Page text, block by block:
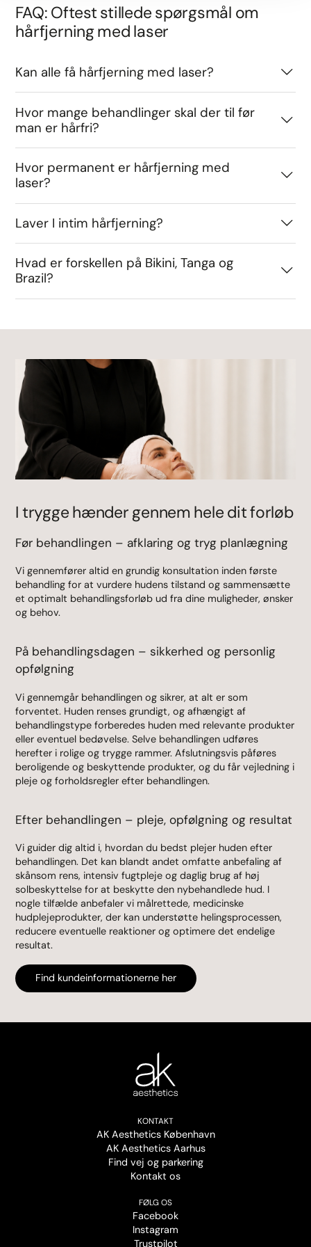
FAQ: Oftest stillede spørgsmål om
hårfjerning med laser
Kan alle få hårfjerning med laser?
Hvor mange behandlinger skal der til før
man er hårfri?
Hvor permanent er hårfjerning med
laser?
Laver I intim hårfjerning?
Hvad er forskellen på Bikini, Tanga og
Brazil?
I trygge hænder gennem hele dit forløb
Før behandlingen – afklaring og tryg planlægning
Vi gennemfører altid en grundig konsultation inden første
behandling for at vurdere hudens tilstand og sammensætte
et optimalt behandlingsforløb ud fra dine muligheder, ønsker
og behov.
På behandlingsdagen – sikkerhed og personlig
opfølgning
Vi gennemgår behandlingen og sikrer, at alt er som
forventet. Huden renses grundigt, og afhængigt af
behandlingstype forberedes huden med relevante produkter
eller eventuel bedøvelse. Selve behandlingen udføres
herefter i rolige og trygge rammer. Afslutningsvis påføres
beroligende og beskyttende produkter, og du får vejledning i
pleje og forholdsregler efter behandlingen.
Efter behandlingen – pleje, opfølgning og resultat
Vi guider dig altid i, hvordan du bedst plejer huden efter
behandlingen. Det kan blandt andet omfatte anbefaling af
skånsom rens, intensiv fugtpleje og daglig brug af høj
solbeskyttelse for at beskytte den nybehandlede hud. I
nogle tilfælde anbefaler vi målrettede, medicinske
hudplejeprodukter, der kan understøtte helingsprocessen,
reducere eventuelle reaktioner og optimere det endelige
resultat.
Find kundeinformationerne her
KONTAKT
AK Aesthetics København
AK Aesthetics Aarhus
Find vej og parkering
Kontakt os
FØLG OS
Facebook
Instagram
Trustpilot